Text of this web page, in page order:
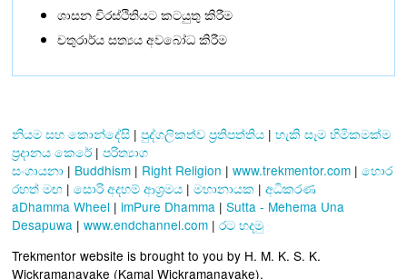
ශාසන චිරස්ථිතියට කටයුතු කිරීම
චතුරාර්ය සත්‍යය අවබෝධ කිරීම
නියම සහ කොන්දේසි | පුද්ගලිකත්ව ප්‍රතිපත්තිය | හැකි සෑම හිමිකමක්ම
ප්‍රදානය කෙරේ | පරිත්‍යාග
සංගායනා | Buddhism | Right Religion | www.trekmentor.com | හොර
රහත් මඟ | සොරි අදහම් ආශ්‍රමය | මහානායක | අධිකරණ
aDhamma Wheel | imPure Dhamma | Sutta - Mehema Una
Desapuwa | www.endchannel.com | රට හදමු
Trekmentor website is brought to you by H. M. K. S. K.
Wickramanayake (Kamal Wickramanayake).